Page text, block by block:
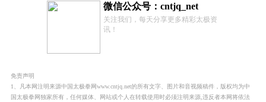
微信公众号：cntjq_net
关注我们，每天分享更多精彩太极资
讯！
免责声明
1、凡本网注明来源中国太极拳网www.cntjq.net的所有文字、图片和音视频稿件，版权均为中
国太极拳网独家所有，任何媒体、网站或个人在转载使用时必须注明来源,违反者本网将依法